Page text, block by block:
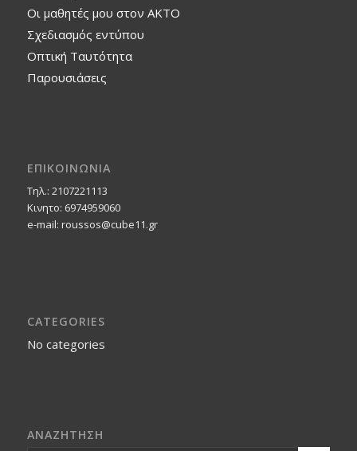
Οι μαθητές μου στον ΑΚΤΟ
Σχεδιασμός εντύπου
Οπτική Ταυτότητα
Παρουσιάσεις
ΕΠΙΚΟΙΝΩΝΙΑ
Τηλ.: 2107221113
Κινητο: 6974959060
e-mail: roussos@cube11.gr
CATEGORIES
No categories
ΑΝΑΖΗΤΗΣΗ